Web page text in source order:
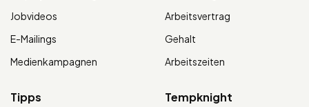
Jobvideos
E-Mailings
Medienkampagnen
Arbeitsvertrag
Gehalt
Arbeitszeiten
Tipps Tempknight